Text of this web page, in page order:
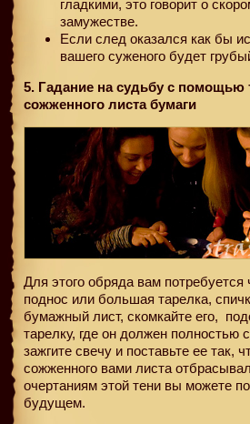
гладкими, это говорит о
замужестве.
Если след оказался как бы
вашего суженого будет
5. Гадание на судьбу с помощью
сожженного листа бумаги
Для этого обряда вам потребуется
поднос или большая тарелка,
бумажный лист, скомкайте его,
тарелку, где он должен полностью
зажгите свечу и поставьте ее так,
сожженного вами листа
очертаниям этой тени вы можете
будущем.